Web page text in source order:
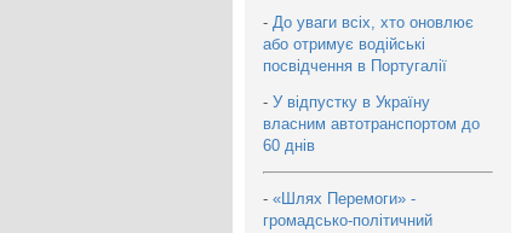
- До уваги всіх, хто оновлює
або отримує водійські
посвідчення в Португалії
- У відпустку в Україну
власним автотранспортом до
60 днів
- «Шлях Перемоги» -
громадсько-політичний